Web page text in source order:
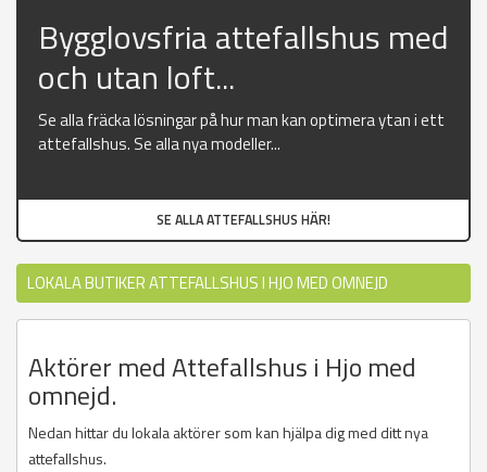
Bygglovsfria attefallshus med
och utan loft...
Se alla fräcka lösningar på hur man kan optimera ytan i ett
attefallshus. Se alla nya modeller...
SE ALLA ATTEFALLSHUS HÄR!
LOKALA BUTIKER ATTEFALLSHUS I HJO MED OMNEJD
Aktörer med Attefallshus i Hjo med
omnejd.
Nedan hittar du lokala aktörer som kan hjälpa dig med ditt nya
attefallshus.